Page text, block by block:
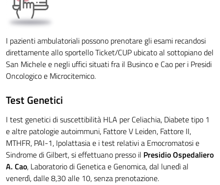
I pazienti ambulatoriali possono prenotare gli esami recandosi
direttamente allo sportello Ticket/CUP ubicato al sottopiano del
San Michele e negli uffici situati fra il Businco e Cao per i Presidi
Oncologico e Microcitemico.
Test Genetici
I test genetici di suscettibilità HLA per Celiachia, Diabete tipo 1
e altre patologie autoimmuni, Fattore V Leiden, Fattore II,
MTHFR, PAI-1, Ipolattasia e i test relativi a Emocromatosi e
Sindrome di Gilbert, si effettuano presso il Presidio Ospedaliero
A. Cao, Laboratorio di Genetica e Genomica, dal lunedì al
venerdì, dalle 8,30 alle 10, senza prenotazione.